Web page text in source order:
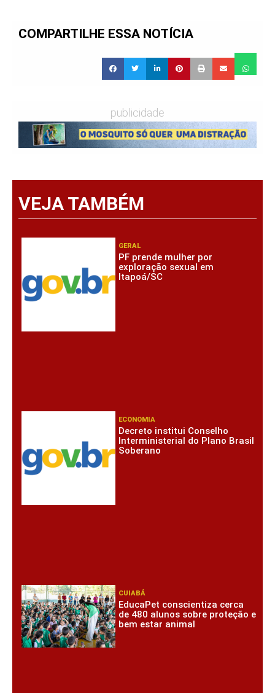
COMPARTILHE ESSA NOTÍCIA
publicidade
VEJA TAMBÉM
GERAL
PF prende mulher por
exploração sexual em
Itapoá/SC
ECONOMIA
Decreto institui Conselho
Interministerial do Plano Brasil
Soberano
CUIABÁ
EducaPet conscientiza cerca
de 480 alunos sobre proteção e
bem estar animal